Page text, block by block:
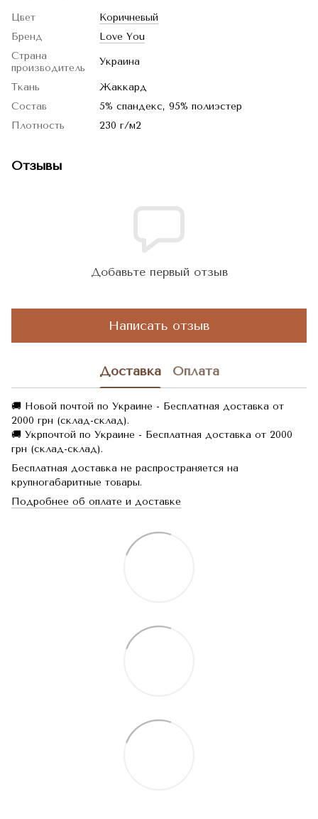
Цвет
Коричневый
Бренд
Love You
Страна
производитель
Украина
Ткань
Жаккард
Состав
5% спандекс, 95% полиэстер
Плотность
230 г/м2
Отзывы
Добавьте первый отзыв
Написать отзыв
Доставка Оплата
🚚 Новой почтой по Украине - Бесплатная доставка от
2000 грн (склад-склад).
🚚 Укрпочтой по Украине - Бесплатная доставка от 2000
грн (склад-склад).
Бесплатная доставка не распространяется на
крупногабаритные товары.
Подробнее об оплате и доставке